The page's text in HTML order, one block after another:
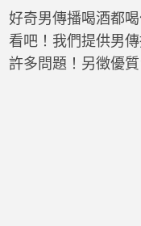
好奇男傳播喝酒都
看吧！我們提供男
許多問題！另徵優質